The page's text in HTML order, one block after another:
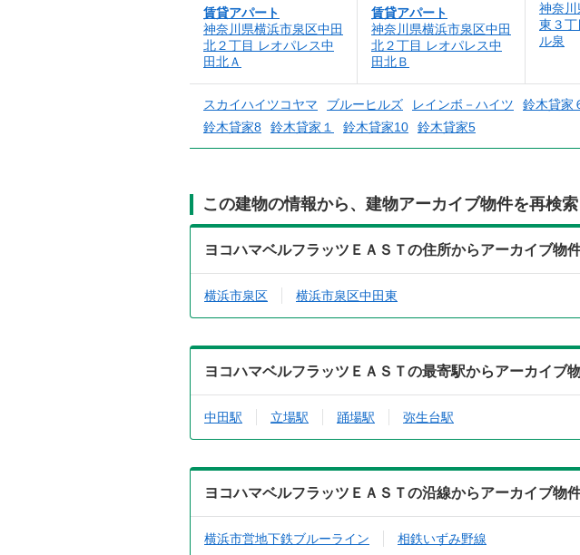
賃貸アパート
神奈川県横浜市泉区中田
北２丁目 レオパレス中
田北Ａ
賃貸アパート
神奈川県横浜市泉区中田
北２丁目 レオパレス中
田北Ｂ
神奈川
東３丁
ル泉
スカイハイツコヤマ ブルーヒルズ レインボ－ハイツ 鈴木貸家
鈴木貸家8
鈴木貸家１ 鈴木貸家10 鈴木貸家5
この建物の情報から、建物アーカイブ物件を再検索
ヨコハマベルフラッツＥＡＳＴの住所からアーカイブ物
横浜市泉区 横浜市泉区中田東
ヨコハマベルフラッツＥＡＳＴの最寄駅からアーカイブ
中田駅 立場駅 踊場駅 弥生台駅
ヨコハマベルフラッツＥＡＳＴの沿線からアーカイブ物
横浜市営地下鉄ブルーライン 相鉄いずみ野線